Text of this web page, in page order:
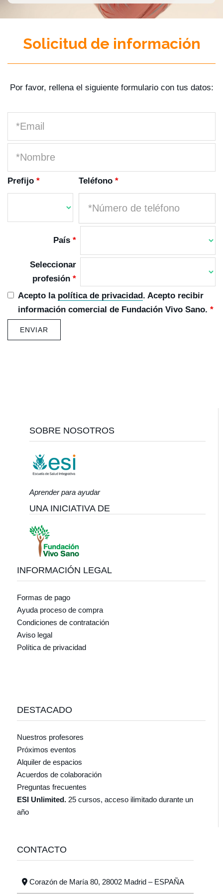
Solicitud de información
Por favor, rellena el siguiente formulario con tus datos:
Prefijo * Teléfono *
País *
Seleccionar
profesión *
Acepto la política de privacidad. Acepto recibir
información comercial de Fundación Vivo Sano.*
SOBRE NOSOTROS
Aprender para ayudar
UNA INICIATIVA DE
INFORMACIÓN LEGAL
Formas de pago
Ayuda proceso de compra
Condiciones de contratación
Aviso legal
Política de privacidad
DESTACADO
Nuestros profesores
Próximos eventos
Alquiler de espacios
Acuerdos de colaboración
Preguntas frecuentes
ESI Unlimited. 25 cursos, acceso ilimitado durante un
año
CONTACTO
Corazón de María 80, 28002 Madrid – ESPAÑA